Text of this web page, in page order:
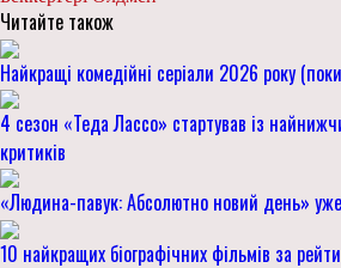
Читайте також
Найкращі комедійні серіали 2026 року
4 сезон «Теда Лассо» стартував із
критиків
«Людина-павук: Абсолютно новий день»
10 найкращих біографічних фільмів за